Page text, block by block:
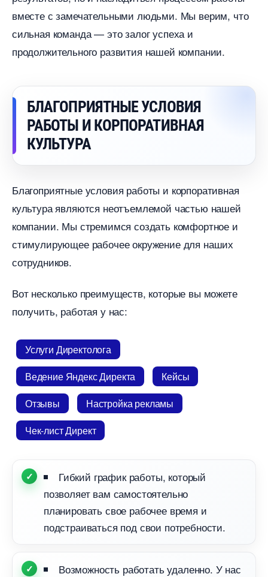
месте с замечательными людьми. Мы верим, что
сильная команда — это залог успеха и
продолжительного развития нашей компании.
БЛАГОПРИЯТНЫЕ УСЛОВИЯ
РАБОТЫ И КОРПОРАТИВНАЯ
КУЛЬТУРА
Благоприятные условия работы и корпоративная
культура являются неотъемлемой частью нашей
компании. Мы стремимся создать комфортное и
стимулирующее рабочее окружение для наших
сотрудников.
от несколько преимуществ, которые вы можете
получить, работая у нас:
Услуги Директолога
едение Яндекс Директа
Кейсы
Отзывы
Настройка рекламы
Чек-лист Директ
Гибкий график работы, который
позволяет вам самостоятельно
планировать свое рабочее время и
подстраиваться под свои потребности.
озможность работать удаленно. У нас